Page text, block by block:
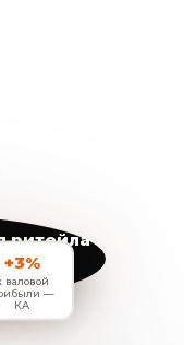
ритейла
+3%
валовой
—
КА